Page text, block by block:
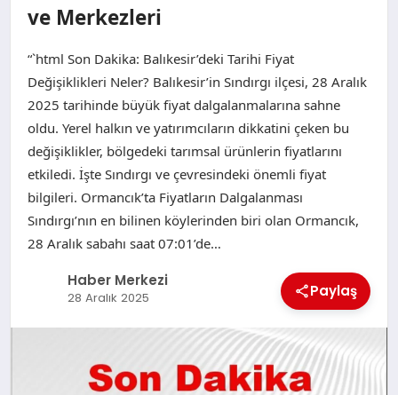
TEKNOLOJI
ve Merkezleri
“`html Son Dakika: Balıkesir’deki Tarihi Fiyat
Değişiklikleri Neler? Balıkesir’in Sındırgı ilçesi, 28 Aralık
2025 tarihinde büyük fiyat dalgalanmalarına sahne
oldu. Yerel halkın ve yatırımcıların dikkatini çeken bu
değişiklikler, bölgedeki tarımsal ürünlerin fiyatlarını
etkiledi. İşte Sındırgı ve çevresindeki önemli fiyat
bilgileri. Ormancık’ta Fiyatların Dalgalanması
Sındırgı’nın en bilinen köylerinden biri olan Ormancık,
28 Aralık sabahı saat 07:01’de…
Haber Merkezi
28 Aralık 2025 Paylaş